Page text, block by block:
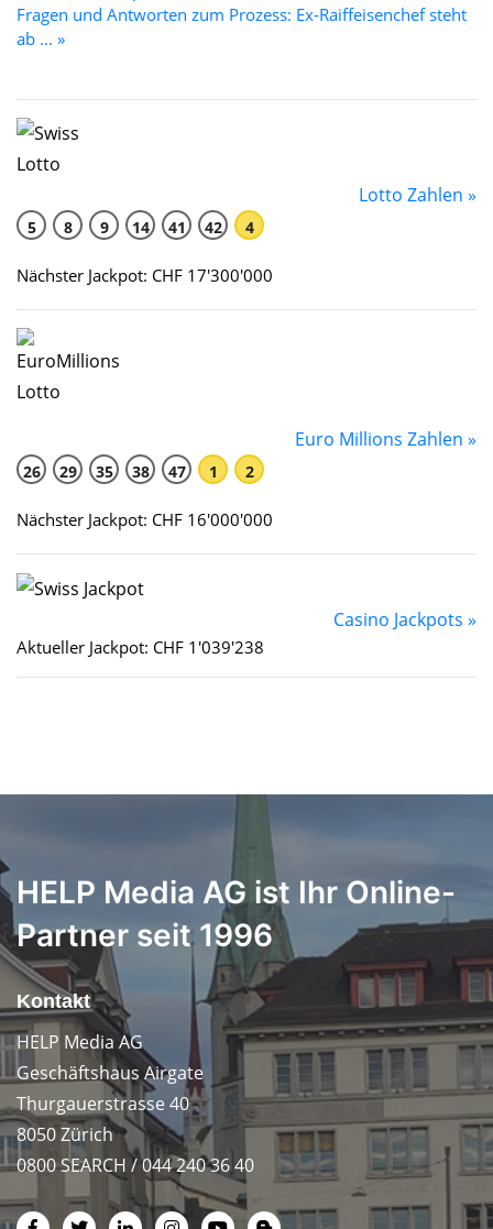
Fragen und Antworten zum Prozess: Ex-Raiffeisenchef steht
ab ... »
Lotto Zahlen »
5 8 9 14 41 42 4
Nächster Jackpot: CHF 17'300'000
Euro Millions Zahlen »
26 29 35 38 47 1 2
Nächster Jackpot: CHF 16'000'000
Casino Jackpots »
Aktueller Jackpot: CHF 1'039'238
HELP Media AG ist Ihr Online-
Partner seit 1996
Kontakt
HELP Media AG
Geschäftshaus Airgate
Thurgauerstrasse 40
8050 Zürich
0800 SEARCH / 044 240 36 40